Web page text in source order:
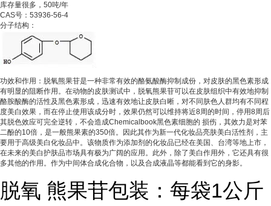
库存量很多，50吨/年
CAS号：53936-56-4
分子结构：
功效和作用：脱氧熊果苷是一种非常有效的酪氨酸酶抑制成份，对皮肤的黑色素形成
有明显的阻断作用。在动物的皮肤测试中，脱氧熊果苷可以在皮肤组织中有效地抑制
酪胺酸酶的活性及黑色素形成，迅速有效地让皮肤白晰，对不同肤色人群均有不同程
度美白效果，而在停止使用该成分时，效果仍然可以维持将近8周的时间，停用8周后
其脱色效应可完全逆转，不会造成Chemicalbook黑色素细胞的 损伤，其效力是对苯
二酚的10倍，是一般熊果素的350倍。因此其作为新一代化妆品亮肤美白活性剂，主
要用于高级美白化妆品中。该物质作为添加剂的化妆品已经在美国、台湾等地上市，
在未来的美白护肤品市场具有极为广阔的应用。此外，除了美白作用外，它还具有很
多其他的作用。作为中间体合成化合物，以及合成液晶等都能看到它的身影。
脱氧 熊果苷包装：每袋1公斤